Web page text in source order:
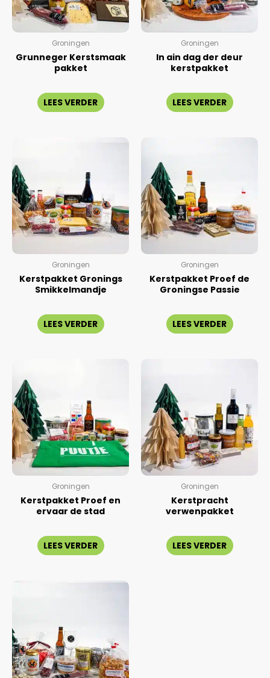
Groningen
Grunneger Kerstsmaak
pakket
Gewaardeerd
LEES VERDER
Groningen
In ain dag der deur
kerstpakket
Gewaardeerd
LEES VERDER
Groningen
Kerstpakket Gronings
Smikkelmandje
Gewaardeerd
LEES VERDER
Groningen
Kerstpakket Proef de
Groningse Passie
Gewaardeerd
LEES VERDER
Groningen
Kerstpakket Proef en
ervaar de stad
Gewaardeerd
LEES VERDER
Groningen
Kerstpracht
verwenpakket
Gewaardeerd
LEES VERDER